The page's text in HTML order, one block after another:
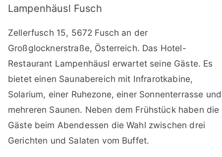
Lampenhäusl Fusch
Zellerfusch 15, 5672 Fusch an der
Großglocknerstraße, Österreich. Das Hotel-
Restaurant Lampenhäusl erwartet seine Gäste. Es
bietet einen Saunabereich mit Infrarotkabine,
Solarium, einer Ruhezone, einer Sonnenterrasse und
mehreren Saunen. Neben dem Frühstück haben die
Gäste beim Abendessen die Wahl zwischen drei
Gerichten und Salaten vom Buffet.